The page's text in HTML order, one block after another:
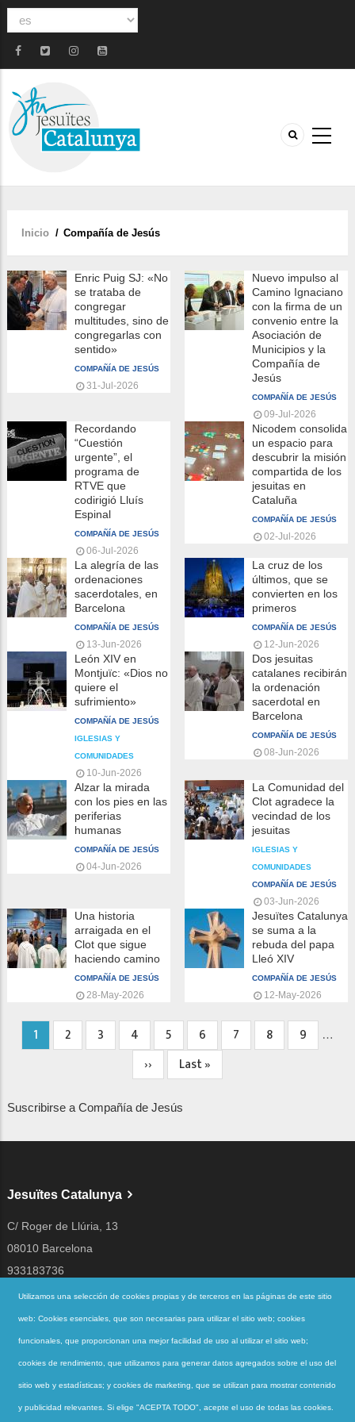
Select
language
Sobrescribir
enlaces
de
ayuda
a
navegación
Inicio / Compañía de Jesús
Enric Puig SJ: «No
se trataba de
congregar
multitudes, sino de
congregarlas con
sentido»
COMPAÑÍA DE JESÚS
31-Jul-2026
Nuevo impulso al
Camino Ignaciano
con la firma de un
convenio entre la
Asociación de
Municipios y la
Compañía de
Jesús
COMPAÑÍA DE JESÚS
09-Jul-2026
Recordando
“Cuestión
urgente”, el
programa de
RTVE que
codirigió Lluís
Espinal
COMPAÑÍA DE JESÚS
06-Jul-2026
Nicodem consolida
un espacio para
descubrir la misión
compartida de los
jesuitas en
Cataluña
COMPAÑÍA DE JESÚS
02-Jul-2026
La alegría de las
ordenaciones
sacerdotales, en
Barcelona
COMPAÑÍA DE JESÚS
13-Jun-2026
La cruz de los
últimos, que se
convierten en los
primeros
COMPAÑÍA DE JESÚS
12-Jun-2026
León XIV en
Montjuïc: «Dios no
quiere el
sufrimiento»
COMPAÑÍA DE JESÚS
IGLESIAS Y
COMUNIDADES
10-Jun-2026
Dos jesuitas
catalanes recibirán
la ordenación
sacerdotal en
Barcelona
COMPAÑÍA DE JESÚS
08-Jun-2026
Alzar la mirada
con los pies en las
periferias
humanas
COMPAÑÍA DE JESÚS
04-Jun-2026
La Comunidad del
Clot agradece la
vecindad de los
jesuitas
IGLESIAS Y
COMUNIDADES
COMPAÑÍA DE JESÚS
03-Jun-2026
Una historia
arraigada en el
Clot que sigue
haciendo camino
COMPAÑÍA DE JESÚS
28-May-2026
Jesuïtes Catalunya
se suma a la
rebuda del papa
Lleó XIV
COMPAÑÍA DE JESÚS
12-May-2026
Paginación
Página
actual
1 Página
2 Página
3 Página
4 Página
5 Página
6 Página
7 Página
8 Página
9 …
Siguiente
página
››
Última
página
Last »
Suscribirse a Compañía de Jesús
Jesuïtes Catalunya
C/ Roger de Llúria, 13
08010 Barcelona
933183736
jesuites@jesuites.net
Siguenos en
Utilizamos una selección de cookies propias y de terceros en las páginas de este sitio
web: Cookies esenciales, que son necesarias para utilizar el sitio web; cookies
funcionales, que proporcionan una mejor facilidad de uso al utilizar el sitio web;
cookies de rendimiento, que utilizamos para generar datos agregados sobre el uso del
sitio web y estadísticas; y cookies de marketing, que se utilizan para mostrar contenido
y publicidad relevantes. Si elige "ACEPTA TODO", acepte el uso de todas las cookies.